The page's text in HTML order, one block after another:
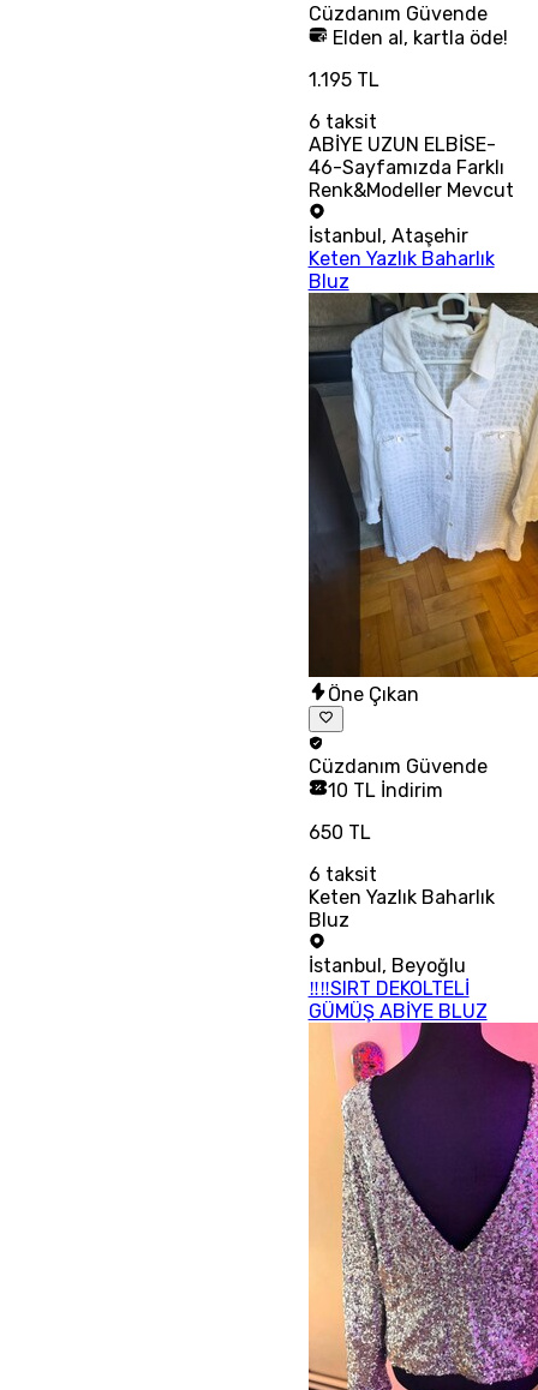
Cüzdanım Güvende
Elden al, kartla öde!
1.195 TL
6 taksit
ABİYE UZUN ELBİSE-
46-Sayfamızda Farklı
Renk&Modeller Mevcut
İstanbul, Ataşehir
Keten Yazlık Baharlık
Bluz
Öne Çıkan
Cüzdanım Güvende
10 TL İndirim
650 TL
6 taksit
Keten Yazlık Baharlık
Bluz
İstanbul , Beyoğlu
‼‼SIRT DEKOLTELİ
GÜMÜŞ ABİYE BLUZ